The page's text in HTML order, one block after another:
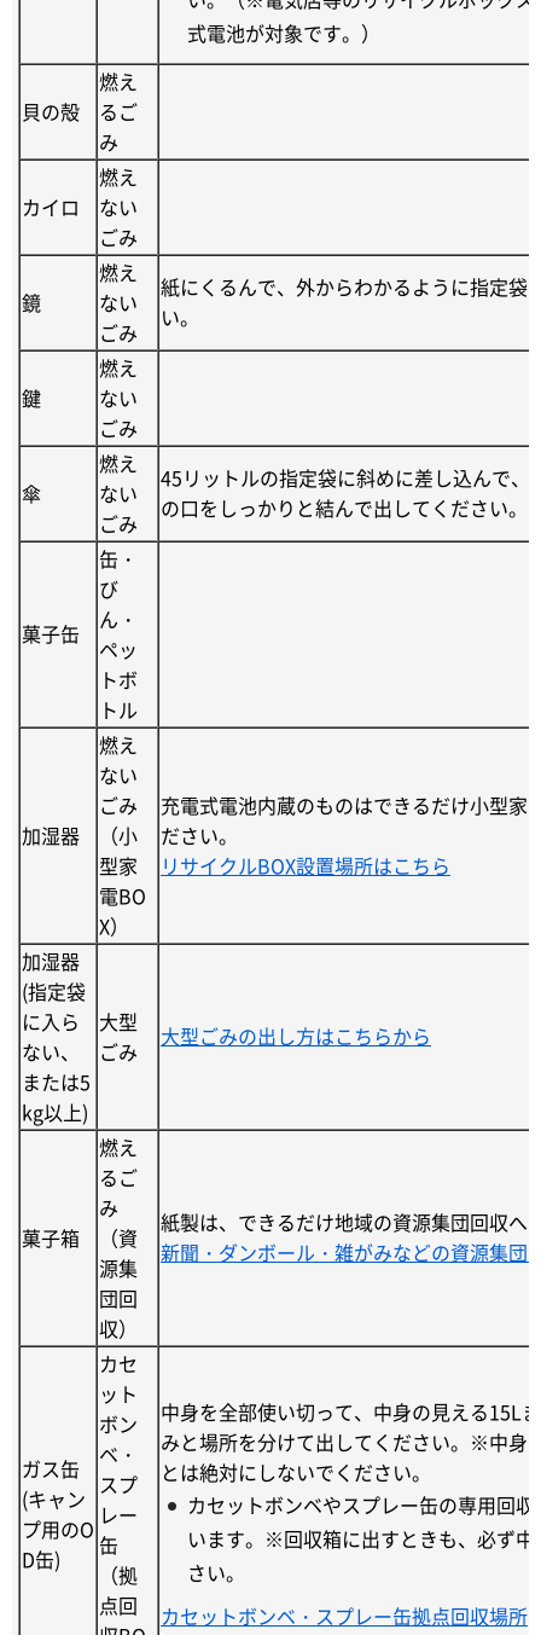
式電池が対象です。）
貝の殻
燃え
るご
み
カイロ
燃え
ない
ごみ
鏡
燃え
ない
ごみ
紙にくるんで、外からわかるように指定袋
い。
鍵
燃え
ない
ごみ
傘
燃え
ない
ごみ
45リットルの指定袋に斜めに差し込んで、
の口をしっかりと結んで出してください。
菓子缶
缶・
び
ん・
ペッ
トボ
トル
加湿器
燃え
ない
ごみ
（小
型家
電BO
X）
充電式電池内蔵のものはできるだけ小型家
ださい。
リサイクルBOX設置場所はこちら
加湿器
(指定袋
に入ら
ない、
または5
kg以上)
大型
ごみ
大型ごみの出し方はこちらから
菓子箱
燃え
るご
み
（資
源集
団回
収）
紙製は、できるだけ地域の資源集団回収へ
新聞・ダンボール・雑がみなどの資源集団
ガス缶
(キャン
プ用のO
D缶)
カセ
ット
ボン
ベ・
スプ
レー
缶
（拠
点回
中身を全部使い切って、中身の見える15L
みと場所を分けて出してください。※中身
とは絶対にしないでください。
カセットボンベやスプレー缶の専用回
います。※回収箱に出すときも、必ず
さい。
カセットボンベ・スプレー缶拠点回収場所